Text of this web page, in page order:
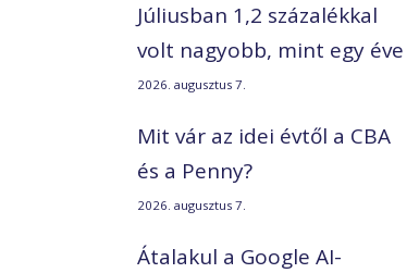
Júliusban 1,2 százalékkal
volt nagyobb, mint egy éve
2026. augusztus 7.
Mit vár az idei évtől a CBA
és a Penny?
2026. augusztus 7.
Átalakul a Google AI-